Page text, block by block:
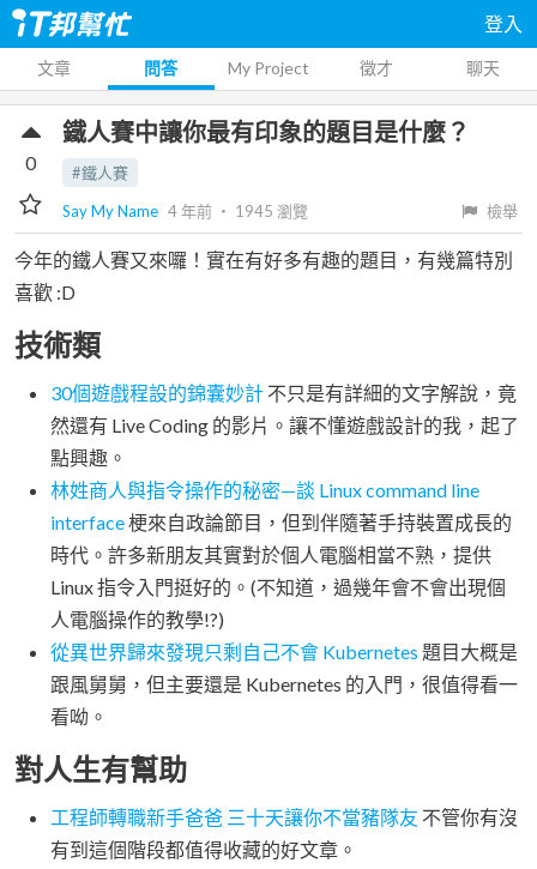
登入
文章 問答 My Project 徵才 聊天
鐵人賽中讓你最有印象的題目是什麼？
#鐵人賽
Say My Name 4 年前 ‧ 1945 瀏覽 檢舉
0
今年的鐵人賽又來囉！實在有好多有趣的題目，有幾篇特別
喜歡 :D
技術類
30個遊戲程設的錦囊妙計 不只是有詳細的文字解說，竟
然還有 Live Coding 的影片。讓不懂遊戲設計的我，起了
點興趣。
林姓商人與指令操作的秘密—談 Linux command line
interface梗來自政論節目，但到伴隨著手持裝置成長的
時代。許多新朋友其實對於個人電腦相當不熟，提供
Linux 指令入門挺好的。(不知道，過幾年會不會出現個
人電腦操作的教學!?)
從異世界歸來發現只剩自己不會 Kubernetes 題目大概是
跟風舅舅，但主要還是 Kubernetes 的入門，很值得看一
看呦。
對人生有幫助
工程師轉職新手爸爸 三十天讓你不當豬隊友 不管你有沒
有到這個階段都值得收藏的好文章。